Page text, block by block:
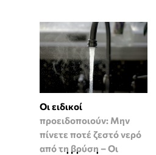
Οι ειδικοί
προειδοποιούν: Μην
πίνετε ποτέ ζεστό νερό
από τη βρύση – Οι